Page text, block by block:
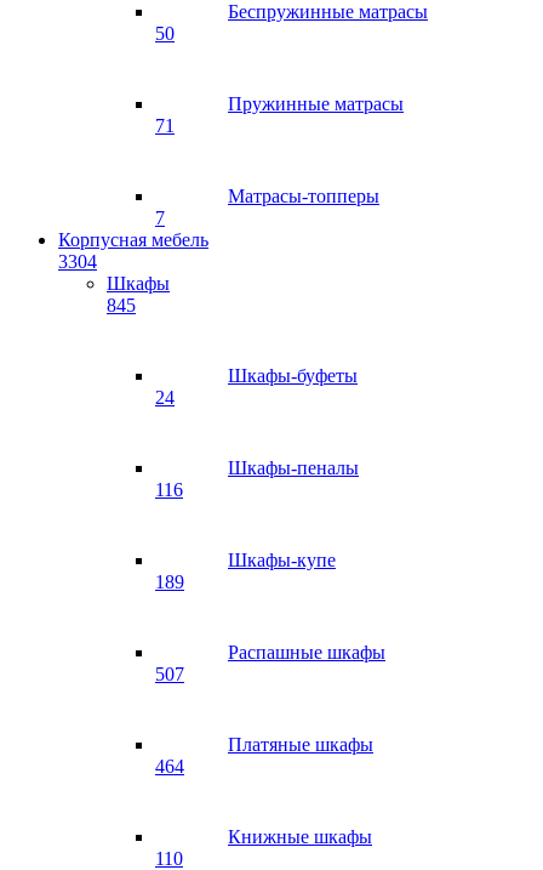
Беспружинные матрасы
50
Пружинные матрасы
71
Матрасы-топперы
7
Корпусная мебель
3304
Шкафы
845
Шкафы-буфеты
24
Шкафы-пеналы
116
Шкафы-купе
189
Распашные шкафы
507
Платяные шкафы
464
Книжные шкафы
110